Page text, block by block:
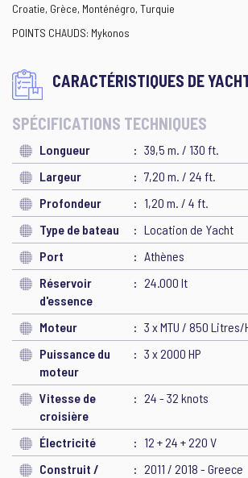
Croatie, Grèce, Monténégro, Turquie
POINTS CHAUDS: Mykonos
CARACTÉRISTIQUES DE
SPÉCIFICATIONS TECHNIQUES
Longueur
39,5 m. / 130 ft.
Largeur
7,20 m. / 24 ft.
Profondeur
1,20 m. / 4 ft.
Type de bateau
Location de Yacht
Port
Athènes
Réservoir
d'essence
24.000 lt
Moteur
3 x MTU / 850 Litres/
Puissance du
moteur
3 x 2000 HP
Vitesse de
croisière
24 - 32 knots
Électricité
12 + 24 + 220 V
Construit /
2011 / 2018 - Greece